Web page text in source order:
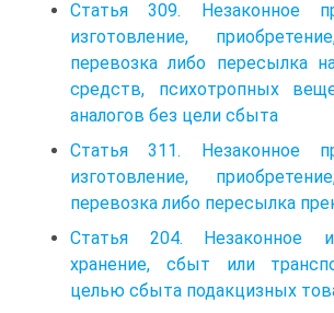
Статья 309. Незаконное
изготовление,
перевозка либо пересылка
средств, психотропных
аналогов без цели сбыта
Статья 311. Незаконное
изготовление,
перевозка либо пересылка
Статья 204. Незаконное
хранение, сбыт или
целью сбыта подакцизных